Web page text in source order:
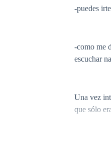
-puedes
-como me
escuchar
Una vez
que sólo
No se